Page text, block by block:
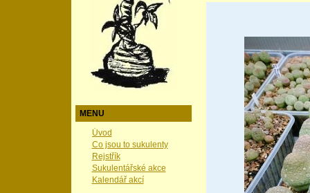
MENU
Úvod
Co jsou to sukulenty
Rejstřík
Sukulentářské akce
Kalendář akcí